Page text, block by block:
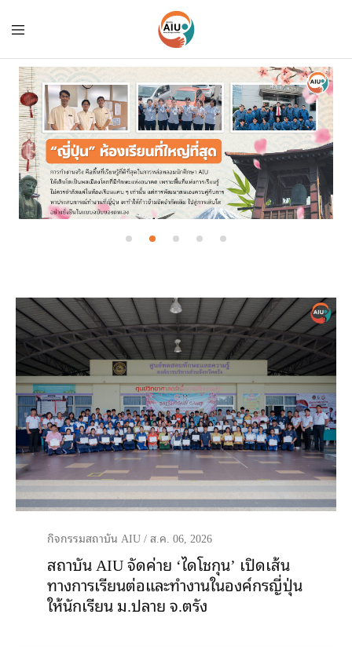
กิจกรรมสถาบัน AIU/ส.ค. 06, 2026
สถาบัน AIU จัดค่าย ‘ไดโชกุน’ เปิดเส้น
ทางการเรียนต่อและทำงานในองค์กรญี่ปุ่น
ให้นักเรียน ม.ปลาย จ.ตรัง